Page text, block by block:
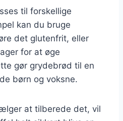
til forskellige
kan du bruge
det glutenfrit, eller
for at øge
gør grydebrød til en
børn og voksne.
at tilberede det, vil